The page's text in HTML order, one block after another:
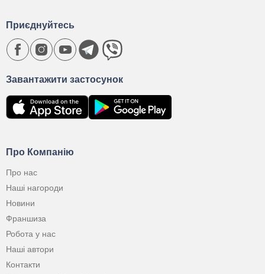
Про Компанію
Про нас
Наші нагороди
Новини
Франшиза
Робота у нас
Наші автори
Контакти
Завантажити застосунок
Приєднуйтесь